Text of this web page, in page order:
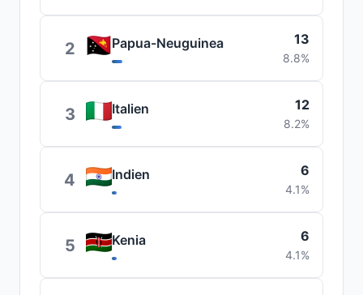
2 Papua-Neuguinea 13
8.8%
3 Italien 12
8.2%
4 Indien 6
4.1%
5 Kenia 6
4.1%